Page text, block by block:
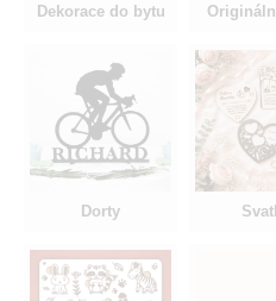
Dekorace do bytu
Dorty